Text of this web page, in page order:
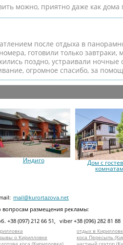
можно, приятно даже как дома
после отдыха в
готовили только завтраки,
поздно, устраивали
огромное спасибо, за
Индиго Дом с
mail@kurortazova.net
вопросам размещения рекламы:
+38 (097) 212 66 51,
viber +38 (096) 282 81 88
отдых в
о Кирилловке
коса Пересыпь
коса (Кирилловка)
частный сектор